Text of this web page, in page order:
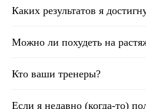
Каких результатов я
Можно ли похудеть на
Кто ваши тренеры?
Если я недавно (когда-то)